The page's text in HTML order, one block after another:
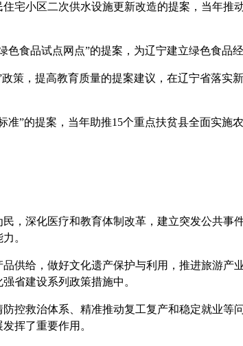
小区二次供水设施更新改造的提案，当年推
食品试点网点”的提案，为辽宁建立绿色食品经
，提高教育质量的提案建议，在辽宁省落实
”的提案，当年助推15个重点扶贫县全面实施农
深化医疗和教育体制改革，建立突发公共事
。
给，做好文化遗产保护与利用，推进旅游产
省建设系列政策措施中。
救治体系、精准推动复工复产和稳定就业等
挥了重要作用。